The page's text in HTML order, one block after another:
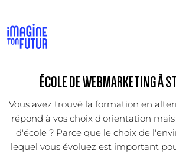
ÉCOLE DE WEBMARKETING À
Vous avez trouvé la formation en
répond à vos choix d'orientation
d'école ? Parce que le choix de
lequel vous évoluez est important